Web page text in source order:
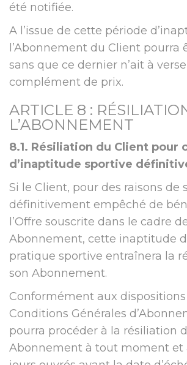
été notifiée.
A l’issue de cette période
l’Abonnement du Client pourra
sans que ce dernier n’ait à
complément de prix.
ARTICLE 8 :
L’ABONNEMENT
8.1. Résiliation du Client pour
d’inaptitude sportive
Si le Client, pour des raisons de
définitivement empêché de
l’Offre souscrite dans le cadre
Abonnement, cette inaptitude
pratique sportive entraînera la
son Abonnement.
Conformément aux dispositions
Conditions Générales
pourra procéder à la résiliation
Abonnement à tout moment et